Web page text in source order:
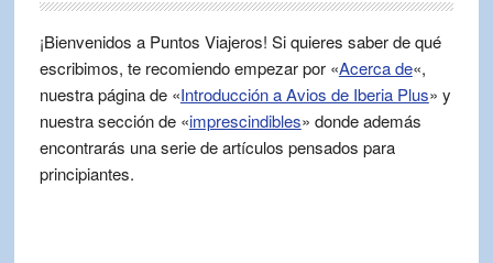
¡Bienvenidos a Puntos Viajeros! Si quieres saber de qué
escribimos, te recomiendo empezar por «Acerca de«,
nuestra página de «Introducción a Avios de Iberia Plus» y
nuestra sección de «imprescindibles» donde además
encontrarás una serie de artículos pensados para
principiantes.